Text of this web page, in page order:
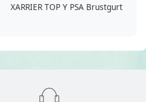
XARRIER TOP Y PSA Brustgurt